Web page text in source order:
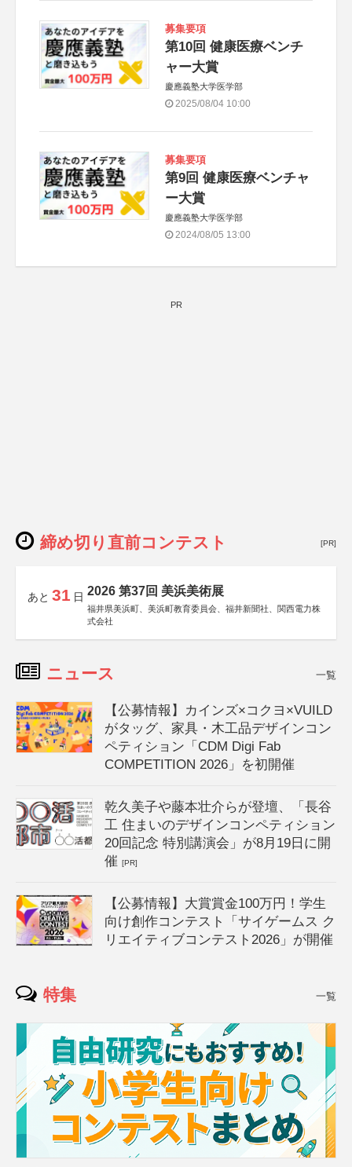
募集要項
第10回 健康医療ベンチ
ャー大賞
慶應義塾大学医学部
2025/08/04 10:00
募集要項
第9回 健康医療ベンチャ
ー大賞
慶應義塾大学医学部
2024/08/05 13:00
PR
締め切り直前コンテスト [PR]
あと 31 日 2026 第37回 美浜美術展
福井県美浜町、美浜町教育委員会、福井新聞社、関西電力株
式会社
ニュース 一覧
【公募情報】カインズ×コクヨ×VUILD
がタッグ、家具・木工品デザインコン
ペティション「CDM Digi Fab
COMPETITION 2026」を初開催
乾久美子や藤本壮介らが登壇、「長谷
工 住まいのデザインコンペティション
20回記念 特別講演会」が8月19日に開
催[PR]
【公募情報】大賞賞金100万円！学生
向け創作コンテスト「サイゲームス ク
リエイティブコンテスト2026」が開催
特集 一覧